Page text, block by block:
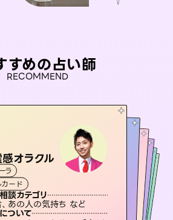
すめの占い師
RECOMMEND
オラクル
ラ
ード
談カテゴリ
あの人の気持ち など
ついて
視師＊花
・オーラ
リチュアル・リーディング
意な相談カテゴリ
い、片想い、復縁 など
い師について
桃源珠羽 とうげんみう）
霊視・オーラ
スピリチュアル・リーディング
得意な相談カテゴリ
片想い、あの人の気持ち、復縁 など
占い師について
アイリス -iris-
西洋占星術
ルーン
得意な相談カテゴリ
恋愛総合、片想い、二人の未来 など
占い師について
スピリチュアル・リーディング
得意な相談カテゴリ
片想い、あの人の気持ち、復縁 など
占い師について
霊視・オーラ タロット
スピリチュアル・リーディング
得意な相談カテゴリ